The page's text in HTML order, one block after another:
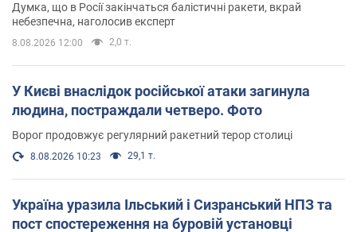
Думка, що в Росії закінчаться балістичні ракети, вкрай
небезпечна, наголосив експерт
8.08.2026 12:00 2,0 т.
У Києві внаслідок російської атаки загинула
людина, постраждали четверо. Фото
Ворог продовжує регулярний ракетний терор столиці
8.08.2026 10:23 29,1 т.
Україна уразила Ільський і Сизранський НПЗ та
пост спостереження на буровій установці